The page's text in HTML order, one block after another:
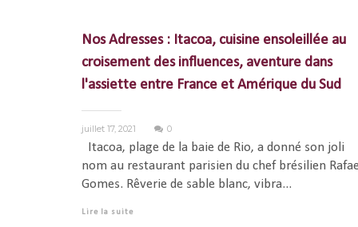
Nos Adresses : Itacoa, cuisine ensoleillée au
croisement des influences, aventure dans
l'assiette entre France et Amérique du Sud
juillet 17, 2021 0
Itacoa, plage de la baie de Rio, a donné son joli
nom au restaurant parisien du chef brésilien
Gomes. Rêverie de sable blanc, vibra...
Lire la suite